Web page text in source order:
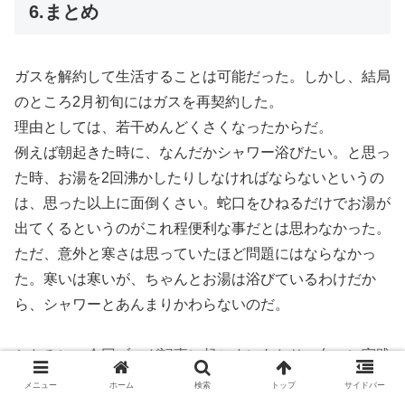
6.まとめ
ガスを解約して生活することは可能だった。しかし、結局
のところ2月初旬にはガスを再契約した。
理由としては、若干めんどくさくなったからだ。
例えば朝起きた時に、なんだかシャワー浴びたい。と思っ
た時、お湯を2回沸かしたりしなければならないというの
は、思った以上に面倒くさい。蛇口をひねるだけでお湯が
出てくるというのがこれ程便利な事だとは思わなかった。
ただ、意外と寒さは思っていたほど問題にはならなかっ
た。寒いは寒いが、ちゃんとお湯は浴びているわけだか
ら、シャワーとあんまりかわらないのだ。
ちなみに、今回ブログ記事に起こすにあたり、久々に実践
してみてわかったことがある。
メニュー ホーム 検索 トップ サイドバー